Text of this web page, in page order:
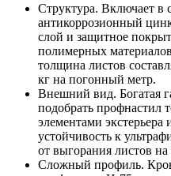
Структура. Включает в
антикоррозионный
слой и защитное
полимерных
толщина листов
кг на погонный метр.
Внешний вид. Богатая
подобрать профнастил
элементами экстерьера
устойчивость к
от выгорания листов на
Сложный профиль.